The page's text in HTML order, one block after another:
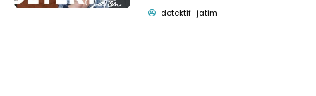
detektif_jatim